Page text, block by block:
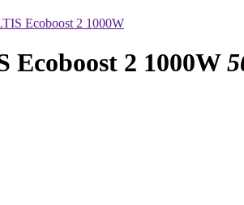
Ecoboost 2 1000W
Ecoboost 2 1000W